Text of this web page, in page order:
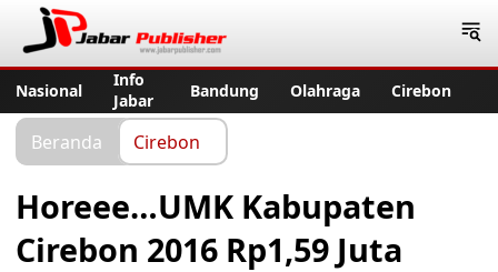
Nasional
Info
Jabar
Bandung Olahraga Cirebon
Beranda Cirebon
Horeee…UMK Kabupaten
Cirebon 2016 Rp1,59 Juta